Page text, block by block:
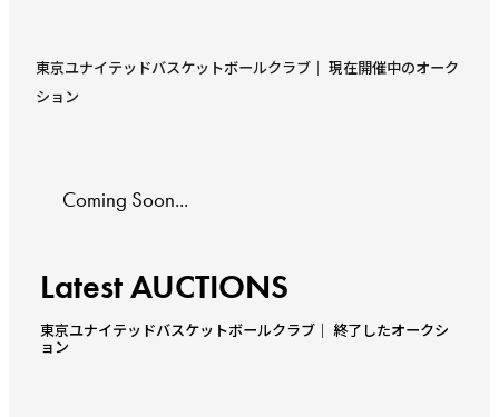
東京ユナイテッドバスケットボールクラブ｜ 現在開催中のオーク
ション
Coming Soon...
Latest AUCTIONS
東京ユナイテッドバスケットボールクラブ｜ 終了したオークシ
ョン